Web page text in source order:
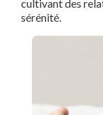
cultivant des
sérénité.